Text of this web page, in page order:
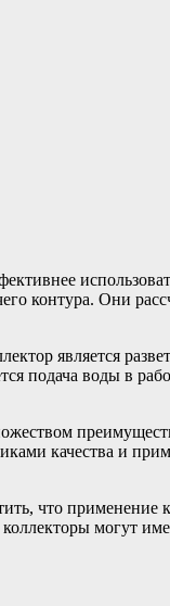
контура. Они
является
подача воды в
качества и
что применение
могут